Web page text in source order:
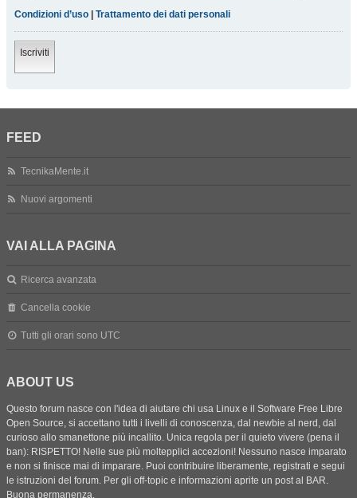
Condizioni d’uso Trattamento dei dati personali
Iscriviti
FEED
TecnikaMente.it
Nuovi argomenti
VAI ALLA PAGINA
Ricerca avanzata
Cancella cookie
Tutti gli orari sono UTC
ABOUT US
Questo forum nasce con l'idea di aiutare chi usa Linux e il Software Free Libre
Open Source, si accettano tutti i livelli di conoscenza, dal newbie al nerd, dal
curioso allo smanettone più incallito. Unica regola per il quieto vivere (pena il
ban): RISPETTO! Nelle sue più moltepplici accezioni! Nessuno nasce imparato
e non si finisce mai di imparare. Puoi contribuire liberamente, registrati e segui
le istruzioni del forum. Per gli off-topic e informazioni aprite un post al BAR.
Buona permanenza.